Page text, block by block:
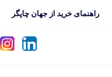
راهنمای خرید از جهان چاپگر